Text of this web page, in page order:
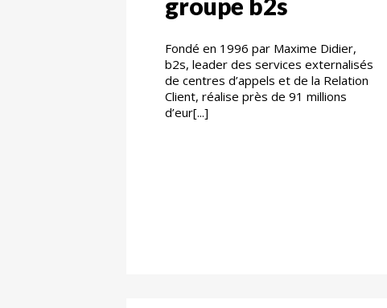
Fondé en 1996 par Maxime Didier,
b2s, leader des services externalisés
de centres d’appels et de la Relation
Client, réalise près de 91 millions
d’eur[...]